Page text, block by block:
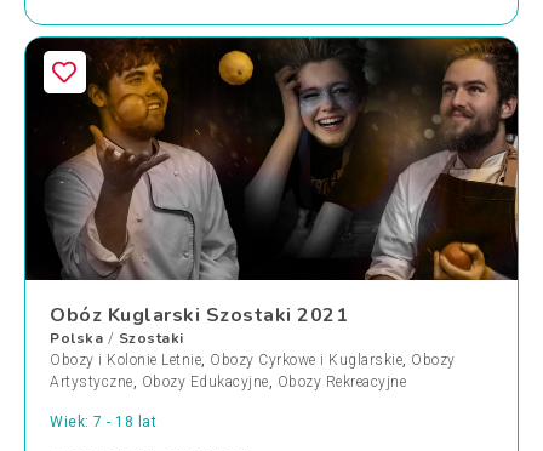
Obóz Kuglarski Szostaki 2021
Polska / Szostaki
Obozy i Kolonie Letnie, Obozy Cyrkowe i Kuglarskie, Obozy
Artystyczne, Obozy Edukacyjne, Obozy Rekreacyjne
Wiek: 7 - 18 lat